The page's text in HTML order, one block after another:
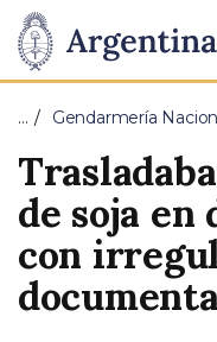
Presidencia
de
la
Nación
Pasar al contenido
… Gendarmería
de soja en
con